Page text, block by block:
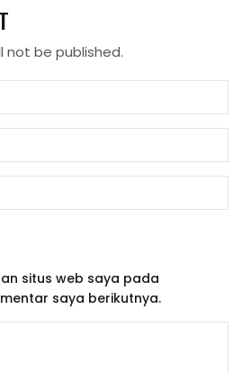
not be published.
situs web saya pada
saya berikutnya.